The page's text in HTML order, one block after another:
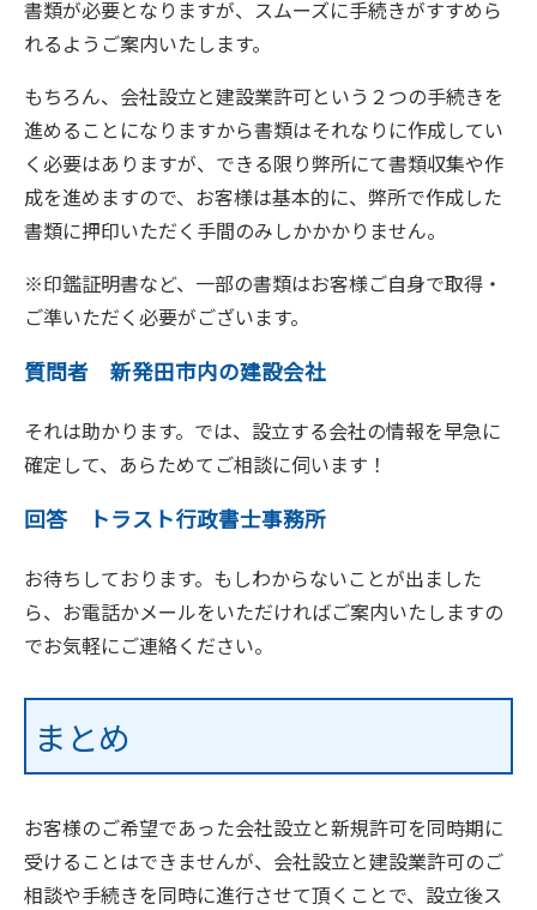
書類が必要となりますが、スムーズに手続きがすすめら
れるようご案内いたします。
もちろん、会社設立と建設業許可という２つの手続きを
進めることになりますから書類はそれなりに作成してい
く必要はありますが、できる限り弊所にて書類収集や作
成を進めますので、お客様は基本的に、弊所で作成した
書類に押印いただく手間のみしかかかりません。
※印鑑証明書など、一部の書類はお客様ご自身で取得・
ご準いただく必要がございます。
質問者 新発田市内の建設会社
それは助かります。では、設立する会社の情報を早急に
確定して、あらためてご相談に伺います！
回答 トラスト行政書士事務所
お待ちしております。もしわからないことが出ました
ら、お電話かメールをいただければご案内いたしますの
でお気軽にご連絡ください。
まとめ
お客様のご希望であった会社設立と新規許可を同時期に
受けることはできませんが、会社設立と建設業許可のご
相談や手続きを同時に進行させて頂くことで、設立後ス